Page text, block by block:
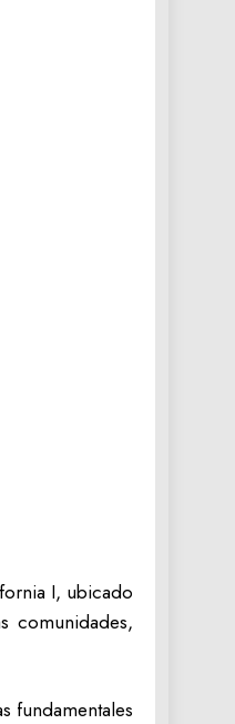
I, ubicado
comunidades,
fundamentales